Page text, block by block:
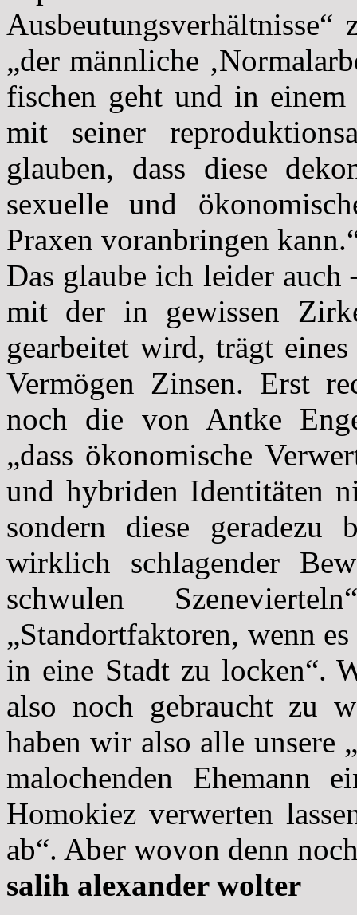
„der männliche
fischen geht und in einem
mit seiner
glauben, dass diese
sexuelle und
Praxen voranbringen
Das glaube ich leider
mit der in gewissen
gearbeitet wird, trägt
Vermögen Zinsen. Erst
noch die von Antke
„dass ökonomische
und hybriden Identitäten
sondern diese geradezu
wirklich schlagender
schwulen
„Standortfaktoren, wenn
in eine Stadt zu locken“.
also noch gebraucht zu
haben wir also alle unsere
malochenden Ehemann
Homokiez verwerten
ab“. Aber wovon denn
salih alexander wolter